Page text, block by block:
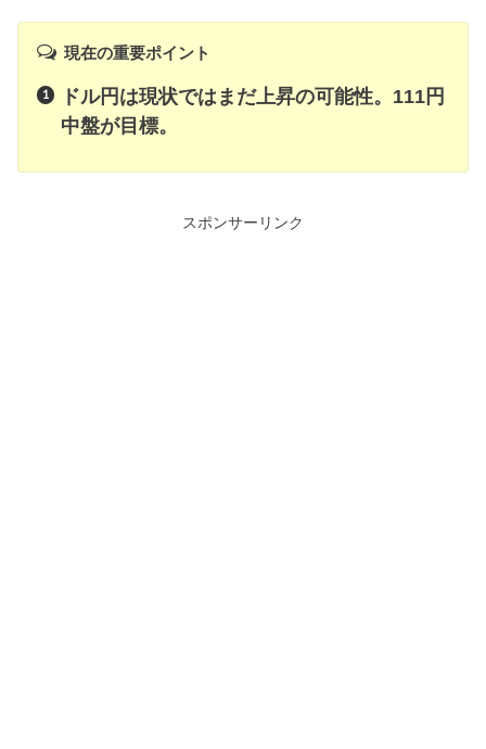
現在の重要ポイント
ドル円は現状ではまだ上昇の可能性。111円
中盤が目標。
スポンサーリンク